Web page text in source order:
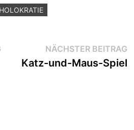
HOLOKRATIE
Vorheriger
Beitrag:
NÄCHSTER BEITRAG
Katz-und-Maus-Spiel